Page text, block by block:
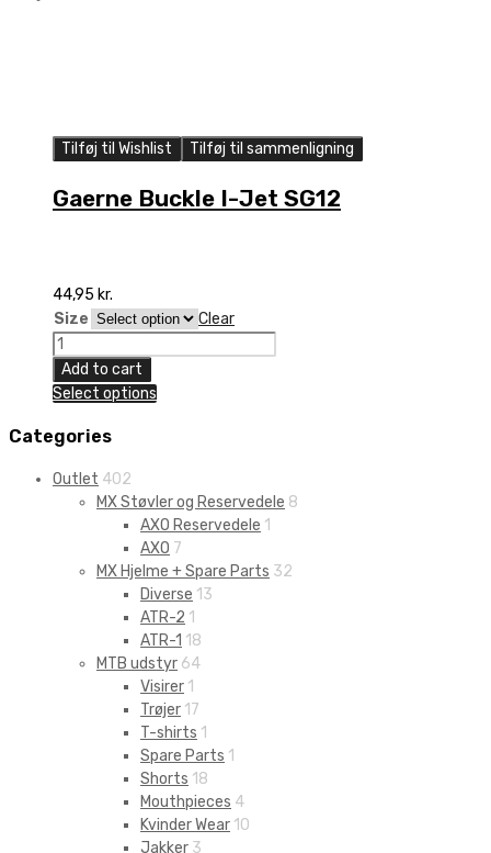
Tilføj til Wishlist Tilføj til sammenligning
Gaerne Buckle I-Jet SG12
44,95 kr.
Size
Clear
Gaerne
Buckle
I-
SG12
Add to cart
Select options
Categories
Outlet 402
MX Støvler og Reservedele 8
AXO Reservedele 1
AXO 7
MX Hjelme + Spare Parts 32
Diverse 13
ATR-2 1
ATR-1 18
MTB udstyr 64
Visirer 1
Trøjer 17
T-shirts 1
Spare Parts 1
Shorts 18
Mouthpieces 4
Kvinder Wear 10
Jakker 3